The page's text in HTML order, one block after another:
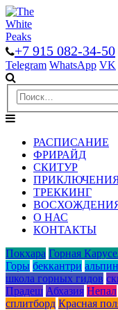
+7 915 082-34-50
Telegram WhatsApp VK
РАСПИСАНИЕ
ФРИРАЙД
СКИТУР
ТРЕККИНГ
О НАС
КОНТАКТЫ
Покхара Горная
Горы беккантри
школа горных гидов
Прадеш Абхазия Непал
сплитборд Красная